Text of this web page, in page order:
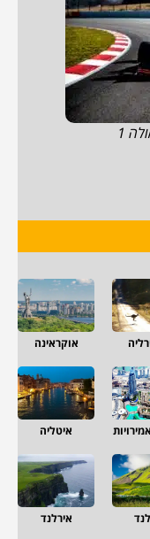
1
אוקראינה
איטליה
אירלנד